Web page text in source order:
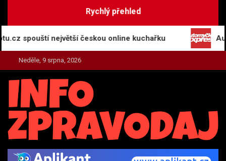
Rychlý přehled
největší českou online kuchařku
Neděle, 9 srpna, 2026
INFO-ZPRAVODAJ.CZ
Zpravodajství | Press | Tiskové zprávy